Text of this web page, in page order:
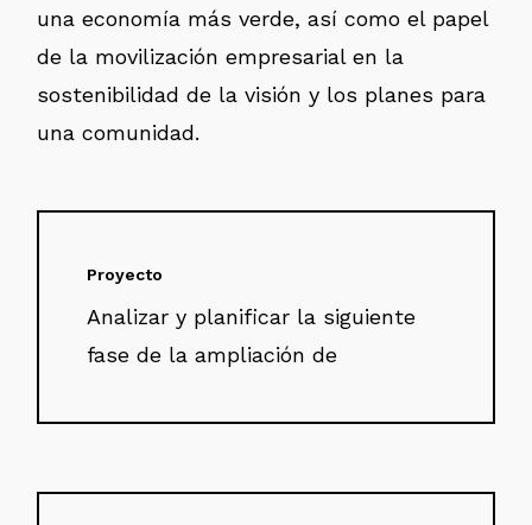
una economía más verde, así como el papel
de la movilización empresarial en la
sostenibilidad de la visión y los planes para
una comunidad.
Proyecto
Analizar y planificar la siguiente
fase de la ampliación de